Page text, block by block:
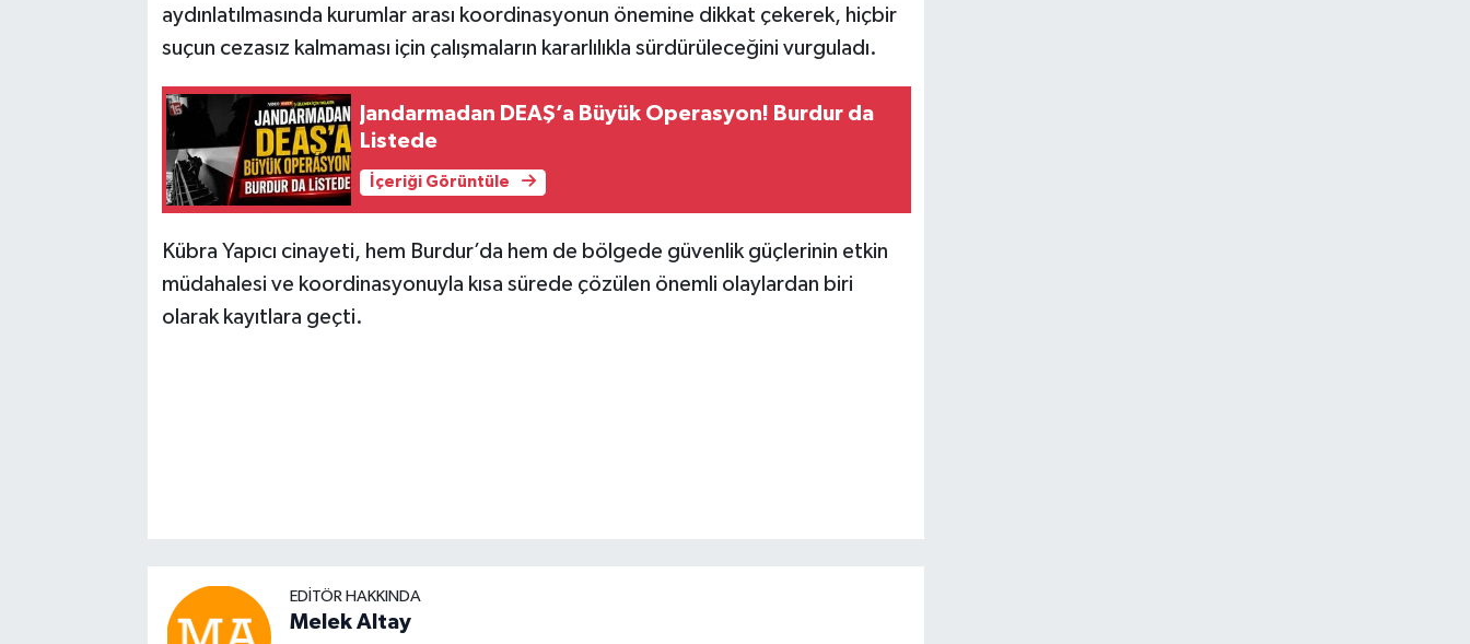
aydınlatılmasında kurumlar arası koordinasyonun önemine dikkat çekerek, hiçbir
suçun cezasız kalmaması için çalışmaların kararlılıkla sürdürüleceğini vurguladı.
Jandarmadan DEAŞ’a Büyük Operasyon! Burdur da
Listede
İçeriği Görüntüle
Kübra Yapıcı cinayeti, hem Burdur’da hem de bölgede güvenlik güçlerinin etkin
müdahalesi ve koordinasyonuyla kısa sürede çözülen önemli olaylardan biri
olarak kayıtlara geçti.
EDITÖR HAKKINDA
Melek Altay